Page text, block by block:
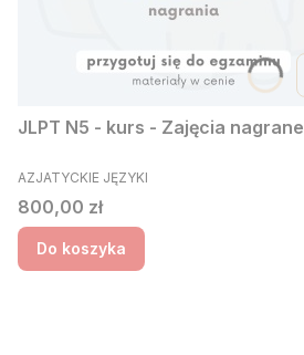
JLPT N5 - kurs - Zajęcia nagrane
PRODUCENT
AZJATYCKIE JĘZYKI
Cena
800,00 zł
Do koszyka